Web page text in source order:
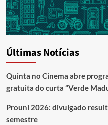
Últimas Notícias
Quinta no Cinema abre
gratuita do curta “Verde
Prouni 2026: divulgado
semestre